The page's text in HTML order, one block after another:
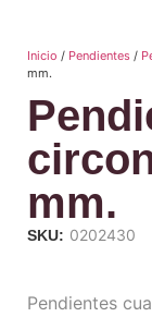
Inicio / Pendientes /
mm.
mm.
SKU: 0202430
Pendientes